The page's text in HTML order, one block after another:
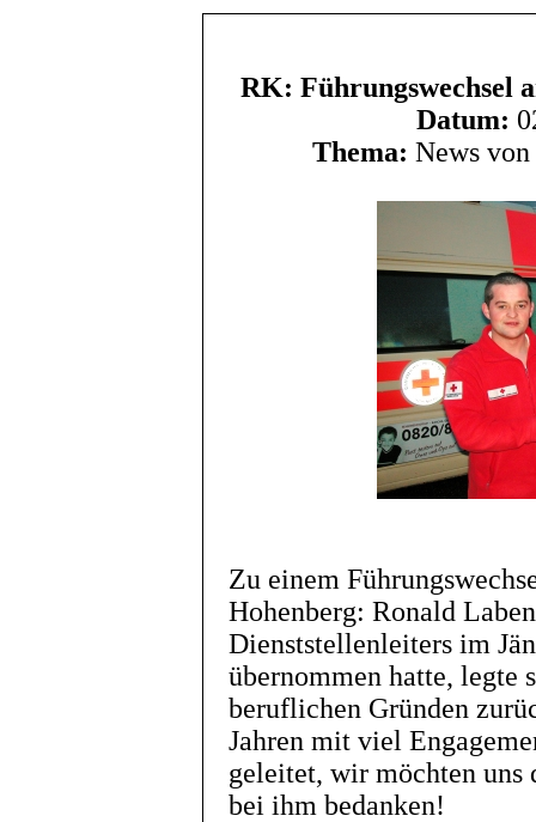
RK: Führungswechsel
Datum:
Thema: News
Zu einem
Hohenberg: Ronald
Dienststellenleiters im
übernommen hatte, legte
beruflichen Gründen
Jahren mit viel
geleitet, wir möchten uns
bei ihm bedanken!